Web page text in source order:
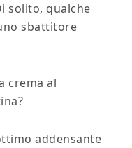
solito, qualche
sbattitore
crema al
addensante